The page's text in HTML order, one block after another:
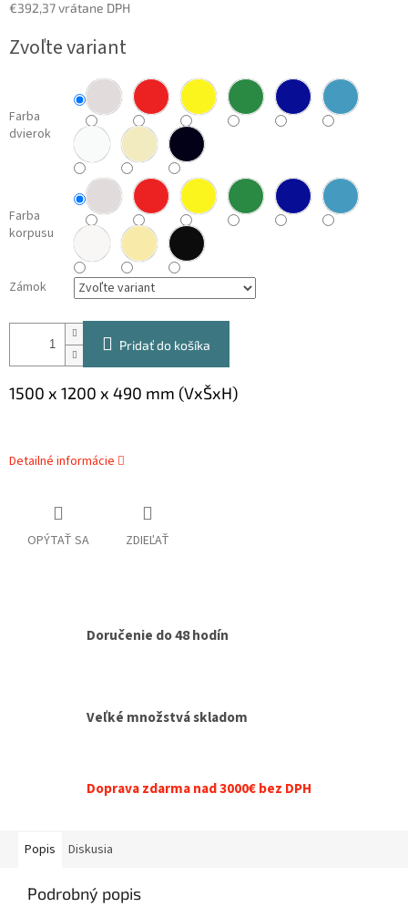
€392,37 vrátane DPH
cena:
Zvoľte variant
Farba
dvierok
Farba
korpusu
Zámok
Pridať do košíka
1500 x 1200 x 490 mm (VxŠxH)
Detailné informácie
OPÝTAŤ SA ZDIEĽAŤ
Doručenie do 48 hodín
Veľké množstvá skladom
Doprava zdarma nad 3000€ bez DPH
Popis Diskusia
Podrobný popis